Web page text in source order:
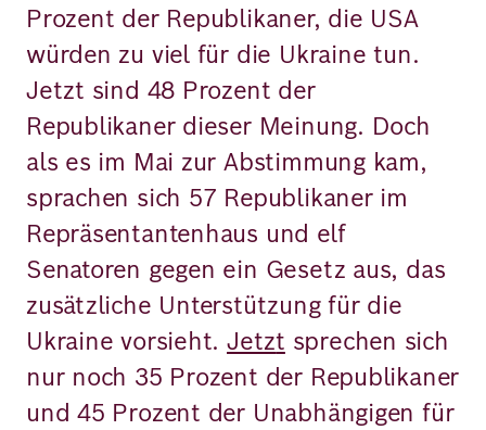
Prozent der Republikaner, die USA
würden zu viel für die Ukraine tun.
Jetzt sind 48 Prozent der
Republikaner dieser Meinung. Doch
als es im Mai zur Abstimmung kam,
sprachen sich 57 Republikaner im
Repräsentantenhaus und elf
Senatoren gegen ein Gesetz aus, das
zusätzliche Unterstützung für die
Ukraine vorsieht.Jetzt sprechen sich
nur noch 35 Prozent der Republikaner
und 45 Prozent der Unabhängigen für